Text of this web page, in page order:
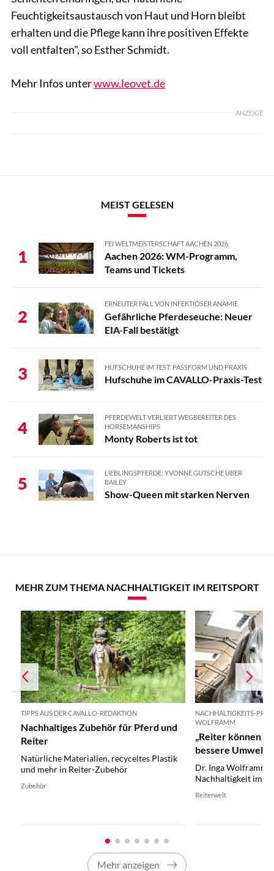
Feuchtigkeitsaustausch von Haut und Horn bleibt
erhalten und die Pflege kann ihre positiven Effekte
voll entfalten", so Esther Schmidt.
Mehr Infos unterwww.leovet.de
ANZEIGE
MEIST GELESEN
1
FEI WELTMEISTERSCHAFT AACHEN 2026
Aachen 2026: WM-Programm,
Teams und Tickets
2
ERNEUTER FALL VON INFEKTIÖSER ANÄMIE
Gefährliche Pferdeseuche: Neuer
EIA-Fall bestätigt
3 HUFSCHUHE IM TEST: PASSFORM UND PRAXIS
Hufschuhe im CAVALLO-Praxis-Test
4
PFERDEWELT VERLIERT WEGBEREITER DES
HORSEMANSHIPS
Monty Roberts ist tot
5
LIEBLINGSPFERDE: YVONNE GUTSCHE ÜBER
BAILEY
Show-Queen mit starken Nerven
MEHR ZUM THEMA NACHHALTIGKEIT IM REITSPORT
TIPPS AUS DER CAVALLO-REDAKTION
Nachhaltiges Zubehör für Pferd und
Reiter
Natürliche Materialien, recyceltes Plastik
und mehr in Reiter-Zubehör
Zubehör
NACHHALTIGKEITS-
WOLFRAMM
„Reiter können
bessere Umwelt
Dr. Inga Wolframm
Nachhaltigkeit im
Reiterwelt
Mehr anzeigen